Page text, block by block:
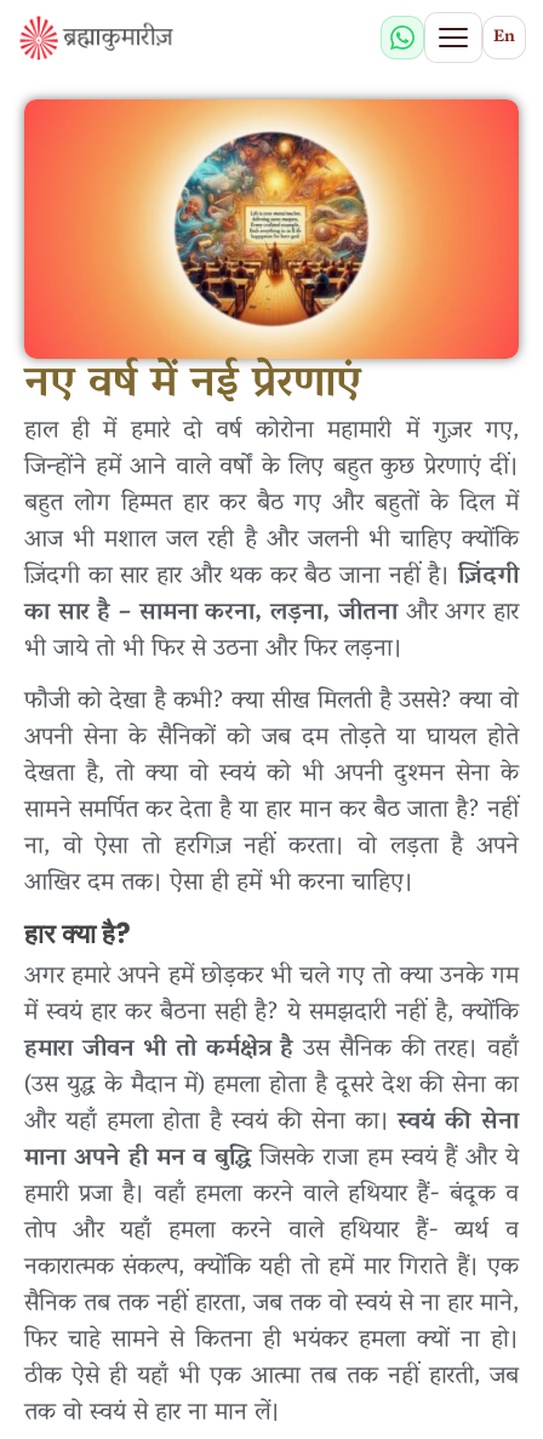
En
नए वर्ष में नई प्रेरणाएं
हाल ही में हमारे दो वर्ष कोरोना महामारी में गुज़र गए,
जिन्होंने हमें आने वाले वर्षों के लिए बहुत कुछ प्रेरणाएं दीं।
बहुत लोग हिम्मत हार कर बैठ गए और बहुतों के दिल में
आज भी मशाल जल रही है और जलनी भी चाहिए क्योंकि
ज़िंदगी का सार हार और थक कर बैठ जाना नहीं है।ज़िंदगी
का सार है – सामना करना, लड़ना, जीतनाऔर अगर हार
भी जाये तो भी फिर से उठना और फिर लड़ना।
फौजी को देखा है कभी? क्या सीख मिलती है उससे? क्या वो
अपनी सेना के सैनिकों को जब दम तोड़ते या घायल होते
देखता है, तो क्या वो स्वयं को भी अपनी दुश्मन सेना के
सामने समर्पित कर देता है या हार मान कर बैठ जाता है? नहीं
ना, वो ऐसा तो हरगिज़ नहीं करता। वो लड़ता है अपने
आखिर दम तक। ऐसा ही हमें भी करना चाहिए।
हार क्या है?
अगर हमारे अपने हमें छोड़कर भी चले गए तो क्या उनके गम
में स्वयं हार कर बैठना सही है? ये समझदारी नहीं है, क्योंकि
हमारा जीवन भी तो कर्मक्षेत्र हैउस सैनिक की तरह। वहाँ
(उस युद्ध के मैदान में) हमला होता है दूसरे देश की सेना का
और यहाँ हमला होता है स्वयं की सेना का।स्वयं की सेना
माना अपने ही मन व बुद्धिजिसके राजा हम स्वयं हैं और ये
हमारी प्रजा है। वहाँ हमला करने वाले हथियार हैं- बंदूक व
तोप और यहाँ हमला करने वाले हथियार हैं- व्यर्थ व
नकारात्मक संकल्प, क्योंकि यही तो हमें मार गिराते हैं। एक
सैनिक तब तक नहीं हारता, जब तक वो स्वयं से ना हार माने,
फिर चाहे सामने से कितना ही भयंकर हमला क्यों ना हो।
ठीक ऐसे ही यहाँ भी एक आत्मा तब तक नहीं हारती, जब
तक वो स्वयं से हार ना मान लें।